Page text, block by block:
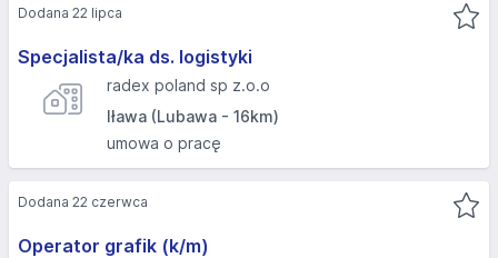
Specjalista/ka ds. logistyki
radex poland sp z.o.o
Iława (Lubawa - 16km)
umowa o pracę
Dodana 22 lipca
Operator grafik (k/m)
Dodana 22 czerwca